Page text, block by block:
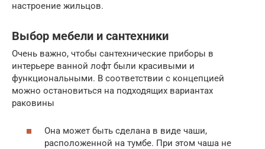
настроение жильцов.
Выбор мебели и сантехники
Очень важно, чтобы сантехнические приборы в
интерьере ванной лофт были красивыми и
функциональными. В соответствии с концепцией
можно остановиться на подходящих вариантах
раковины
Она может быть сделана в виде чаши,
расположенной на тумбе. При этом чаша не